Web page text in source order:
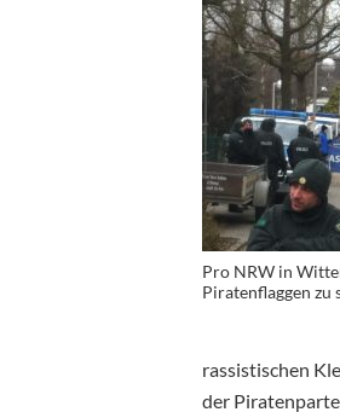
Pro NRW in
Piratenflaggen zu
rassistischen
der